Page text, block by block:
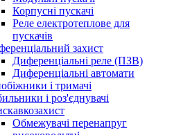
Корпусні пускачі
Реле електротеплове для
пускачів
захист
Диференціальні реле (ПЗВ)
Диференціальні автомати
і тримачі
і роз'єднувачі
Обмежувачі перенапруг